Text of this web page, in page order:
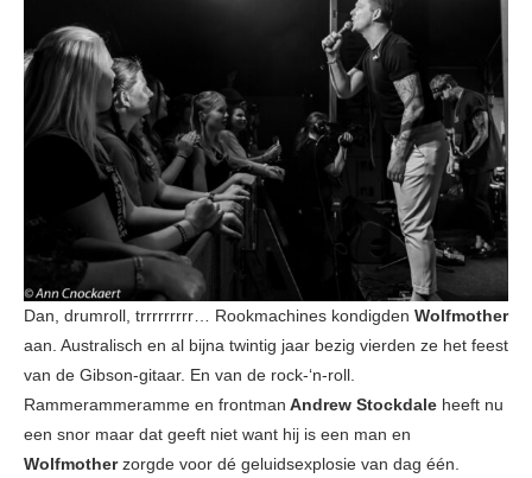
Dan, drumroll, trrrrrrrrr… Rookmachines kondigden Wolfmother
aan. Australisch en al bijna twintig jaar bezig vierden ze het feest
van de Gibson-gitaar. En van de rock-‘n-roll.
Rammerammeramme en frontman Andrew Stockdale heeft nu
een snor maar dat geeft niet want hij is een man en
Wolfmotherzorgde voor dé geluidsexplosie van dag één.